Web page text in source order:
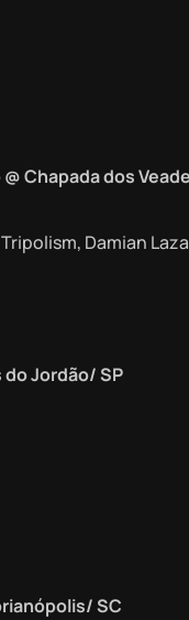
Chapada dos
Damian
Jordão/ SP
SC